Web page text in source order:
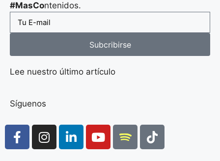
#MasContenidos.
Subcribirse
Lee nuestro último artículo
Síguenos